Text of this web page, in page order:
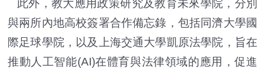
此外，教大應用政策研究及教育未來學院，分別
與兩所內地高校簽署合作備忘錄，包括同濟大學國
際足球學院，以及上海交通大學凱原法學院，旨在
推動人工智能(AI)在體育與法律領域的應用，促進